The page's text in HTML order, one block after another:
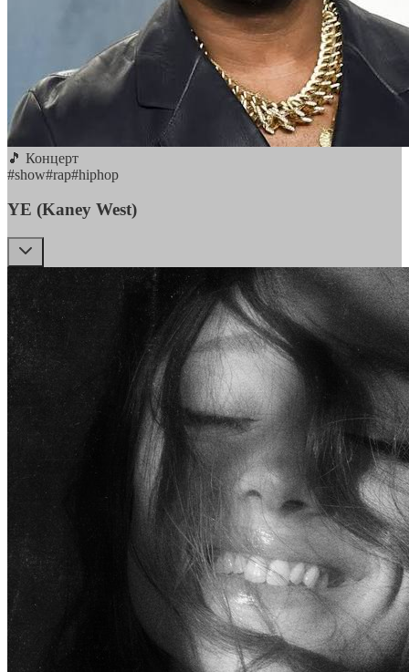
🎵 Концерт
#show#rap#hiphop
YE (Kaney West)